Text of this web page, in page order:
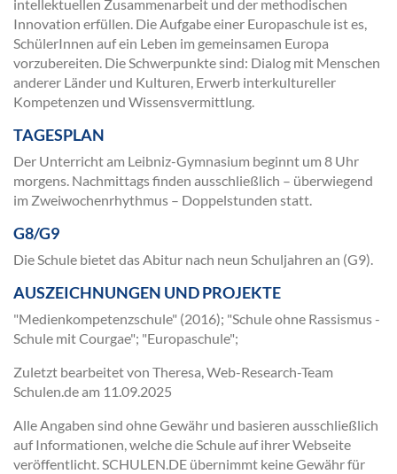
intellektuellen Zusammenarbeit und der methodischen
Innovation erfüllen. Die Aufgabe einer Europaschule ist es,
SchülerInnen auf ein Leben im gemeinsamen Europa
vorzubereiten. Die Schwerpunkte sind: Dialog mit Menschen
anderer Länder und Kulturen, Erwerb interkultureller
Kompetenzen und Wissensvermittlung.
TAGESPLAN
Der Unterricht am Leibniz-Gymnasium beginnt um 8 Uhr
morgens. Nachmittags finden ausschließlich – überwiegend
im Zweiwochenrhythmus – Doppelstunden statt.
G8/G9
Die Schule bietet das Abitur nach neun Schuljahren an (G9).
AUSZEICHNUNGEN UND PROJEKTE
"Medienkompetenzschule" (2016); "Schule ohne Rassismus -
Schule mit Courgae"; "Europaschule";
Zuletzt bearbeitet von Theresa, Web-Research-Team
Schulen.de am 11.09.2025
Alle Angaben sind ohne Gewähr und basieren ausschließlich
auf Informationen, welche die Schule auf ihrer Webseite
veröffentlicht. SCHULEN.DE übernimmt keine Gewähr für